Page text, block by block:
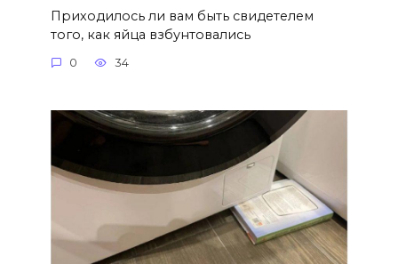
Приходилось ли вам быть свидетелем
того, как яйца взбунтовались
0 34